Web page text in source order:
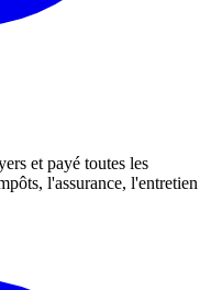
et payé toutes les
l'assurance, l'entretien